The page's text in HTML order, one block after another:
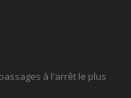
à l'arrêt le plus